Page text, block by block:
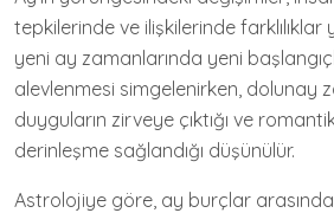
tepkilerinde ve ilişkilerinde
yeni ay zamanlarında yeni
alevlenmesi simgelenirken, dolunay
duyguların zirveye çıktığı ve
derinleşme sağlandığı düşünülür.
Astrolojiye göre, ay burçlar